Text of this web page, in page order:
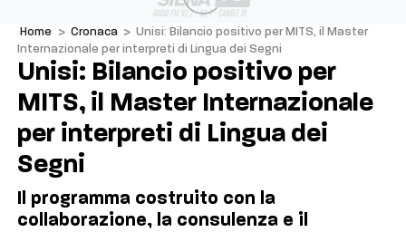
Home > Cronaca > Unisi: Bilancio positivo per MITS, il Master
Internazionale per interpreti di Lingua dei Segni
Unisi: Bilancio positivo per
MITS, il Master Internazionale
per interpreti di Lingua dei
Segni
Il programma costruito con la
collaborazione, la consulenza e il